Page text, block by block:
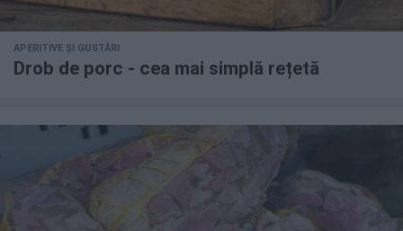
APERITIVE ȘI GUSTĂRI
Drob de porc - cea mai simplă rețetă